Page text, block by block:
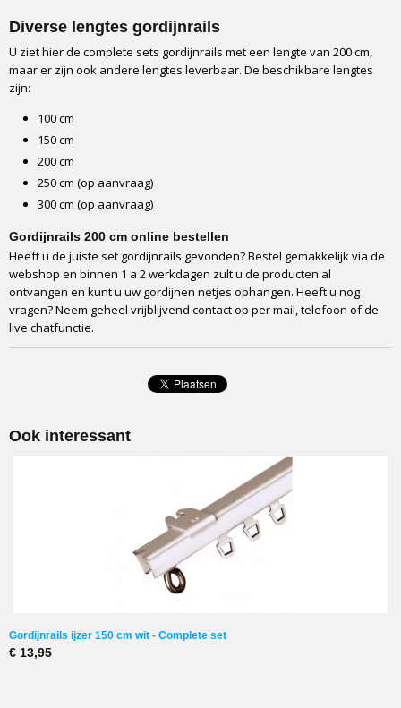
Diverse lengtes gordijnrails
U ziet hier de complete sets gordijnrails met een lengte van 200 cm,
maar er zijn ook andere lengtes leverbaar. De beschikbare lengtes
zijn:
100 cm
150 cm
200 cm
250 cm (op aanvraag)
300 cm (op aanvraag)
Gordijnrails 200 cm online bestellen
Heeft u de juiste set gordijnrails gevonden? Bestel gemakkelijk via de
webshop en binnen 1 a 2 werkdagen zult u de producten al
ontvangen en kunt u uw gordijnen netjes ophangen. Heeft u nog
vragen? Neem geheel vrijblijvend contact op per mail, telefoon of de
live chatfunctie.
Ook interessant
Gordijnrails ijzer 150 cm wit - Complete set
€ 13,95